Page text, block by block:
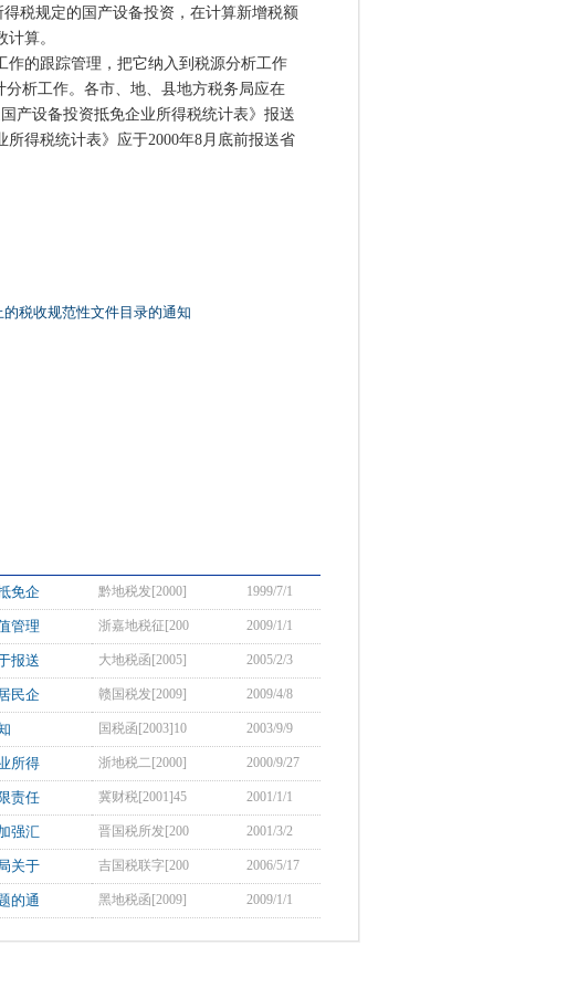
税规定的国产设备投资，在计算新增税额
算。
的跟踪管理，把它纳入到税源分析工作
析工作。各市、地、县地方税务局应在
产设备投资抵免企业所得税统计表》报送
得税统计表》应于2000年8月底前报送省
税收规范性文件目录的通知
免企 黔地税发[2000] 1999/7/1
管理 浙嘉地税征[200 2009/1/1
报送 大地税函[2005] 2005/2/3
民企 赣国税发[2009] 2009/4/8
国税函[2003]10 2003/9/9
所得 浙地税二[2000] 2000/9/27
责任 冀财税[2001]45 2001/1/1
强汇 晋国税所发[200 2001/3/2
关于 吉国税联字[200 2006/5/17
的通 黑地税函[2009] 2009/1/1